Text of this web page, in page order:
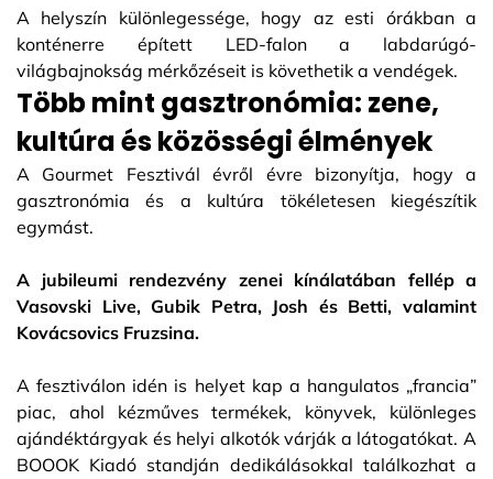
A helyszín különlegessége, hogy az esti órákban a
konténerre épített LED-falon a labdarúgó-
világbajnokság mérkőzéseit is követhetik a vendégek.
Több mint gasztronómia: zene,
kultúra és közösségi élmények
A Gourmet Fesztivál évről évre bizonyítja, hogy a
gasztronómia és a kultúra tökéletesen kiegészítik
egymást.
A jubileumi rendezvény zenei kínálatában fellép a
Vasovski Live, Gubik Petra, Josh és Betti, valamint
Kovácsovics Fruzsina.
A fesztiválon idén is helyet kap a hangulatos „francia”
piac, ahol kézműves termékek, könyvek, különleges
ajándéktárgyak és helyi alkotók várják a látogatókat. A
BOOOK Kiadó standján dedikálásokkal találkozhat a